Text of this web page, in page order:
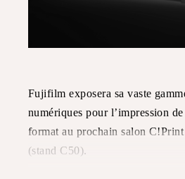
Fujifilm exposera sa vaste
numériques pour l’impression
format au prochain salon
(stand C50).